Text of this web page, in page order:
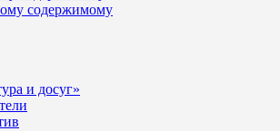
содержимому
и досуг»